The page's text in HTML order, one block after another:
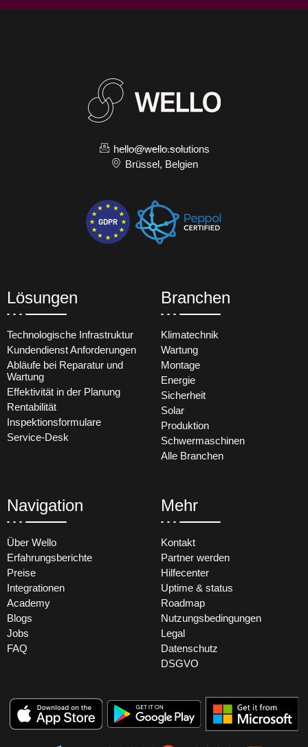
hello@wello.solutions
Brüssel, Belgien
Lösungen
Technologische Infrastruktur
Kundendienst Anforderungen
Abläufe bei Reparatur und
Wartung
Effektivität in der Planung
Rentabilität
Inspektionsformulare
Service-Desk
Branchen
Klimatechnik
Wartung
Montage
Energie
Sicherheit
Solar
Produktion
Schwermaschinen
Alle Branchen
Navigation
Über Wello
Erfahrungsberichte
Preise
Integrationen
Academy
Blogs
Jobs
FAQ
Mehr
Kontakt
Partner werden
Hilfecenter
Uptime & status
Roadmap
Nutzungsbedingungen
Legal
Datenschutz
DSGVO